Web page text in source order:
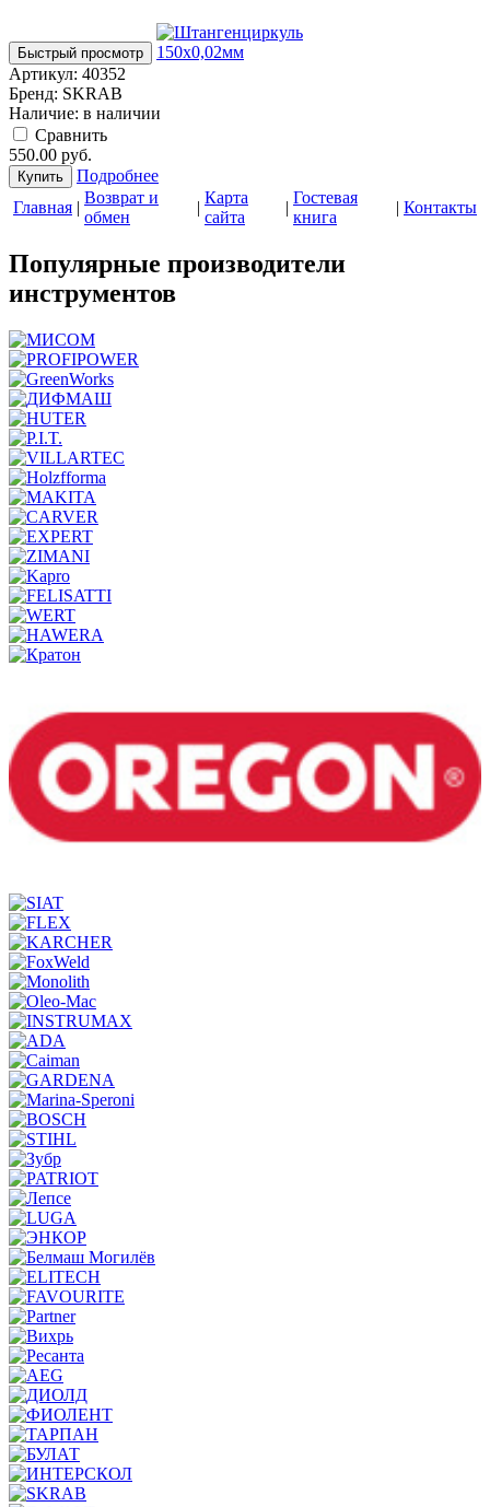
Быстрый просмотр
Артикул: 40352
Бренд: SKRAB
Наличие: в наличии
Cравнить
550.00 руб.
Купить
Подробнее
Главная |
Возврат и
обмен
|
Карта
сайта
|
Гостевая
книга
| Контакты
Популярные производители
инструментов